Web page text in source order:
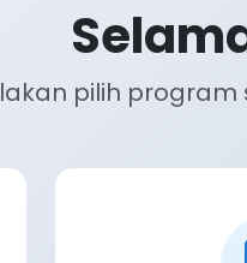
pilih program